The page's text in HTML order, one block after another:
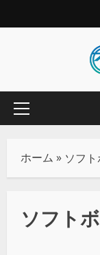
ホーム » ソフ
ソフト
その他球技 地